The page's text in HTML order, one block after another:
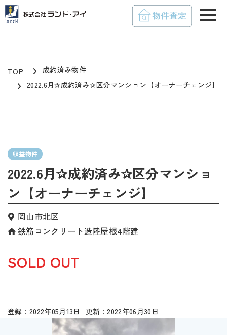
TOP
成約済み物件
2022.6月✰成約済み✰区分マンション【オーナーチェンジ】
収益物件
2022.6月✰成約済み✰区分マンショ
ン【オーナーチェンジ】
岡山市北区
鉄筋コンクリート造陸屋根4階建
SOLD OUT
2022年05月13日 2022年06月30日